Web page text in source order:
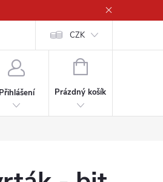
CZK
Přihlášení
NÁKUPNÍ
Prázdný košík